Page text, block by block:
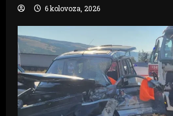
6 kolovoza, 2026